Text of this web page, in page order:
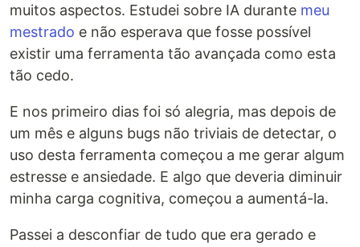
muitos aspectos. Estudei sobre IA durante meu
mestrado e não esperava que fosse possível
existir uma ferramenta tão avançada como esta
tão cedo.
E nos primeiro dias foi só alegria, mas depois de
um mês e alguns bugs não triviais de detectar, o
uso desta ferramenta começou a me gerar algum
estresse e ansiedade. E algo que deveria diminuir
minha carga cognitiva, começou a aumentá-la.
Passei a desconfiar de tudo que era gerado e